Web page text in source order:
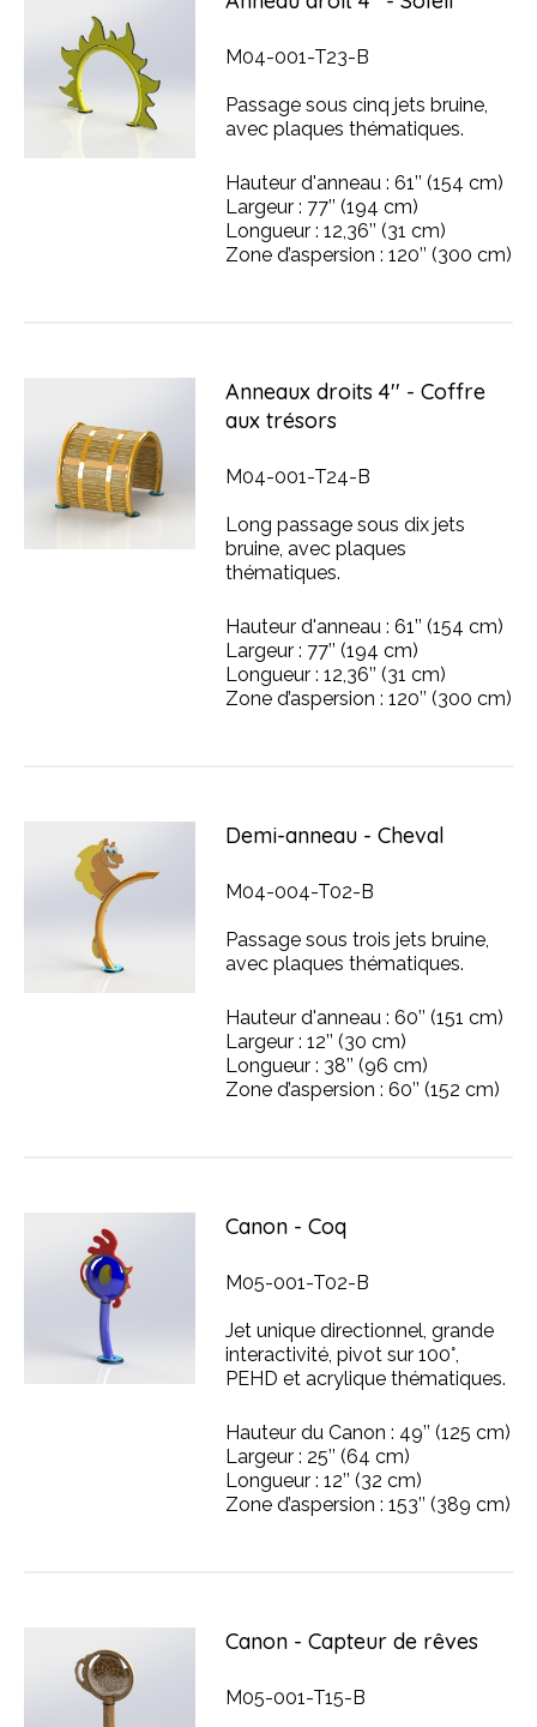
M04-001-T23-B
Passage sous cinq jets bruine,
avec plaques thématiques.
Hauteur d'anneau : 61’’ (154 cm)
Largeur : 77’’ (194 cm)
Longueur : 12,36’’ (31 cm)
Zone d’aspersion : 120’’ (300 cm)
Anneaux droits 4'' - Coffre
aux trésors
M04-001-T24-B
Long passage sous dix jets
bruine, avec plaques
thématiques.
Hauteur d'anneau : 61’’ (154 cm)
Largeur : 77’’ (194 cm)
Longueur : 12,36’’ (31 cm)
Zone d’aspersion : 120’’ (300 cm)
Demi-anneau - Cheval
M04-004-T02-B
Passage sous trois jets bruine,
avec plaques thématiques.
Hauteur d'anneau : 60’’ (151 cm)
Largeur : 12’’ (30 cm)
Longueur : 38’’ (96 cm)
Zone d’aspersion : 60’’ (152 cm)
Canon - Coq
M05-001-T02-B
Jet unique directionnel, grande
interactivité, pivot sur 100°,
PEHD et acrylique thématiques.
Hauteur du Canon : 49’’ (125 cm)
Largeur : 25’’ (64 cm)
Longueur : 12’’ (32 cm)
Zone d’aspersion : 153’’ (389 cm)
Canon - Capteur de rêves
M05-001-T15-B